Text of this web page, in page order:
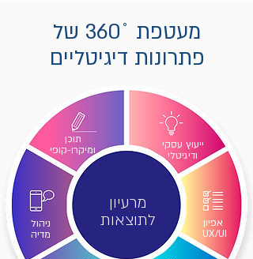
מעטפת ˚360 של
פתרונות דיגיטליים
אפיון
UX/UI
מרעיון
לתוצאות
ייעוץ עסקי
ודיגיטלי
ניהול
מדיה
תוכן
ומיקרו-קופי